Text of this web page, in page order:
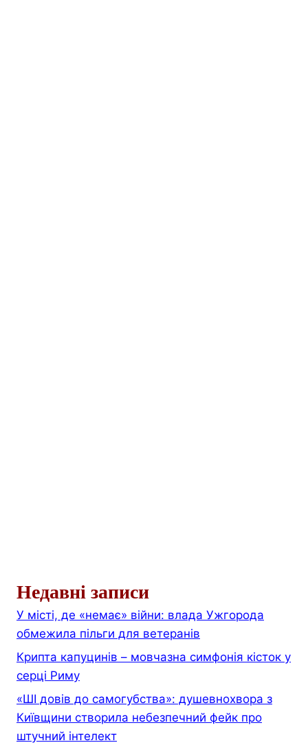
Недавні записи
У місті, де «немає» війни: влада Ужгорода
обмежила пільги для ветеранів
Крипта капуцинів – мовчазна симфонія кісток у
серці Риму
«ШІ довів до самогубства»: душевнохвора з
Київщини створила небезпечний фейк про
штучний інтелект